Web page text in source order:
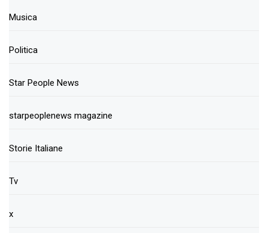
Musica
Politica
Star People News
starpeoplenews magazine
Storie Italiane
Tv
x